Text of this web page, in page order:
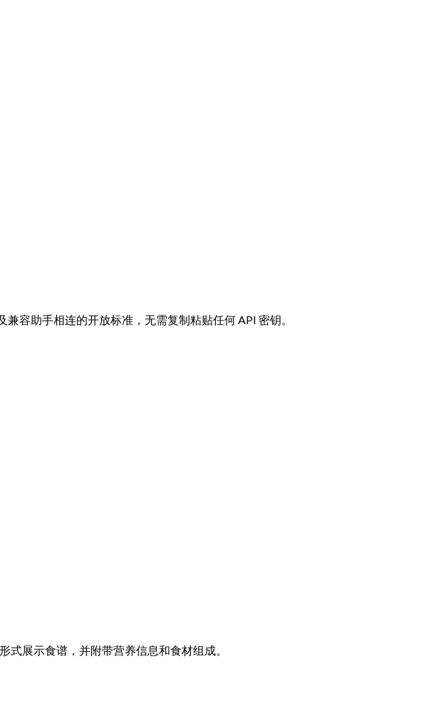
容助手相连的开放标准，无需复制粘贴任何 API 密钥。
展示食谱，并附带营养信息和食材组成。